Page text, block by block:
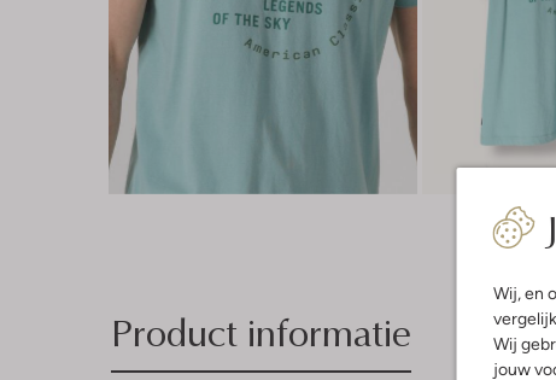
Wij, en
Wij
jouw
Product informatie